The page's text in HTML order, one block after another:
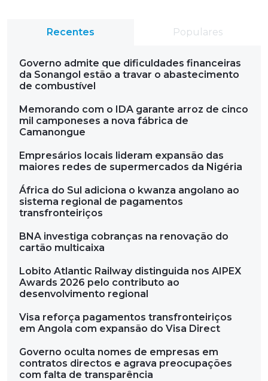
Recentes Populares
Governo admite que dificuldades financeiras
da Sonangol estão a travar o abastecimento
de combustível
Memorando com o IDA garante arroz de cinco
mil camponeses a nova fábrica de
Camanongue
Empresários locais lideram expansão das
maiores redes de supermercados da Nigéria
África do Sul adiciona o kwanza angolano ao
sistema regional de pagamentos
transfronteiriços
BNA investiga cobranças na renovação do
cartão multicaixa
Lobito Atlantic Railway distinguida nos AIPEX
Awards 2026 pelo contributo ao
desenvolvimento regional
Visa reforça pagamentos transfronteiriços
em Angola com expansão do Visa Direct
Governo oculta nomes de empresas em
contratos directos e agrava preocupações
com falta de transparência